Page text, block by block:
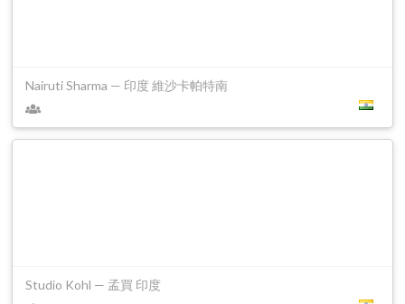
Nairuti Sharma — 印度 維沙卡帕特南
Studio Kohl — 孟買 印度